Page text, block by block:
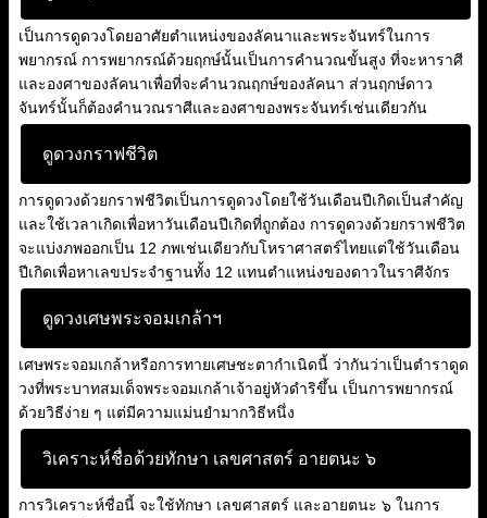
เป็นการดูดวงโดยอาศัยตำแหน่งของลัคนาและพระจันทร์ในการ
พยากรณ์ การพยากรณ์ด้วยฤกษ์นั้นเป็นการคำนวณขั้นสูง ที่จะหาราศี
และองศาของลัคนาเพื่อที่จะคำนวณฤกษ์ของลัคนา ส่วนฤกษ์ดาว
จันทร์นั้นก็ต้องคำนวณราศีและองศาของพระจันทร์เช่นเดียวกัน
ดูดวงกราฟชีวิต
การดูดวงด้วยกราฟชีวิตเป็นการดูดวงโดยใช้วันเดือนปีเกิดเป็นสำคัญ
และใช้เวลาเกิดเพื่อหาวันเดือนปีเกิดที่ถูกต้อง การดูดวงด้วยกราฟชีวิต
จะแบ่งภพออกเป็น 12 ภพเช่นเดียวกับโหราศาสตร์ไทยแต่ใช้วันเดือน
ปีเกิดเพื่อหาเลขประจำฐานทั้ง 12 แทนตำแหน่งของดาวในราศีจักร
ดูดวงเศษพระจอมเกล้าฯ
เศษพระจอมเกล้าหรือการทายเศษชะตากำเนิดนี้ ว่ากันว่าเป็นตำราดูด
วงที่พระบาทสมเด็จพระจอมเกล้าเจ้าอยู่หัวดำริขึ้น เป็นการพยากรณ์
ด้วยวิธีง่าย ๆ แต่มีความแม่นยำมากวิธีหนึ่ง
วิเคราะห์ชื่อด้วยทักษา เลขศาสตร์ อายตนะ ๖
การวิเคราะห์ชื่อนี้ จะใช้ทักษา เลขศาสตร์ และอายตนะ ๖ ในการ